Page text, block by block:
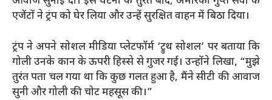
एजेंटों ने ट्रंप को घेर लिया और उन्हें सुरक्षित वाहन में बिठा दिया।
ट्रंप ने अपने सोशल मीडिया प्लेटफॉर्म ‘ट्रुथ सोशल’ पर बताया कि
गोली उनके कान के ऊपरी हिस्से से गुजर गई। उन्होंने लिखा, “मुझे
तुरंत पता चल गया था कि कुछ गलत हुआ है, मैंने सीटी की आवाज
सुनी और गोली की चोट महसूस की।”